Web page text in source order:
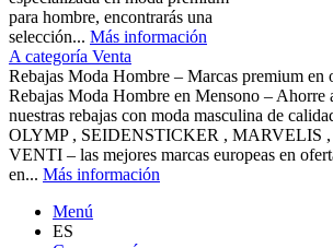
para hombre, encontrarás una
selección... Más información
A categoría Venta
Rebajas Moda Hombre – Marcas premium en
Rebajas Moda Hombre en Mensono – Ahorre
nuestras rebajas con moda masculina de
OLYMP , SEIDENSTICKER , MARVELIS
VENTI – las mejores marcas europeas en
en... Más información
Menú
ES